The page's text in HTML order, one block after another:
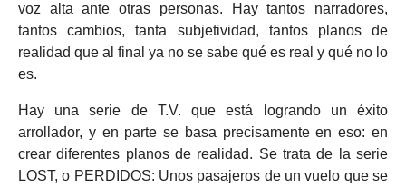
voz alta ante otras personas. Hay tantos narradores,
tantos cambios, tanta subjetividad, tantos planos de
realidad que al final ya no se sabe qué es real y qué no lo
es.
Hay una serie de T.V. que está logrando un éxito
arrollador, y en parte se basa precisamente en eso: en
crear diferentes planos de realidad. Se trata de la serie
LOST, o PERDIDOS: Unos pasajeros de un vuelo que se